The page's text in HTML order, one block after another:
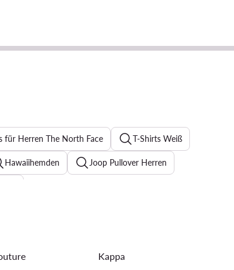
für Herren The North Face T-Shirts Weiß
Hawaiihemden Joop Pullover Herren
Kappa